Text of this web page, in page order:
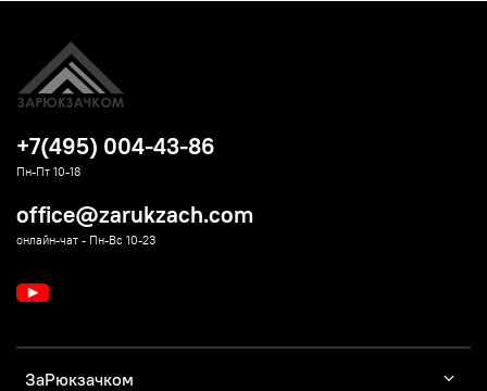
ЗаРюкзачком
+7(495) 004-43-86
Пн-Пт 10-18
office@zarukzach.com
онлайн-чат - Пн-Вс 10-23